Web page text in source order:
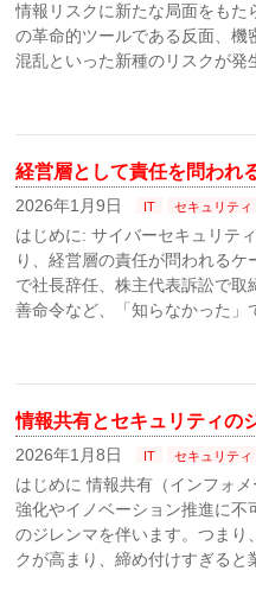
情報リスクに新たな局面をもた
の革命的ツールである反面、機
混乱といった新種のリスクが発
経営層として責任を問われ
2026年1月9日 IT セキュリティ
はじめに: サイバーセキュリテ
り、経営層の責任が問われる
で社長辞任、株主代表訴訟で
善命令など、「知らなかった」
情報共有とセキュリティの
2026年1月8日 IT セキュリティ
はじめに 情報共有（インフォ
強化やイノベーション推進に不
のジレンマを伴います。つまり
クが高まり、締め付けすぎると